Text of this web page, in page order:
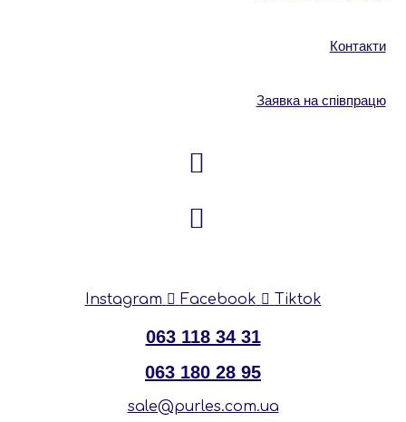
Контакти
Заявка на співпрацю
Instagram Facebook Tiktok
063 118 34 31
063 180 28 95
sale@purles.com.ua